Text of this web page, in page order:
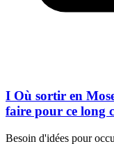
I Où sortir en
faire pour ce
Besoin d'idées pour